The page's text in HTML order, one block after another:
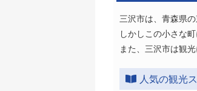
三沢市は、青森県
しかしこの小さな
また、三沢市は観
人気の観光